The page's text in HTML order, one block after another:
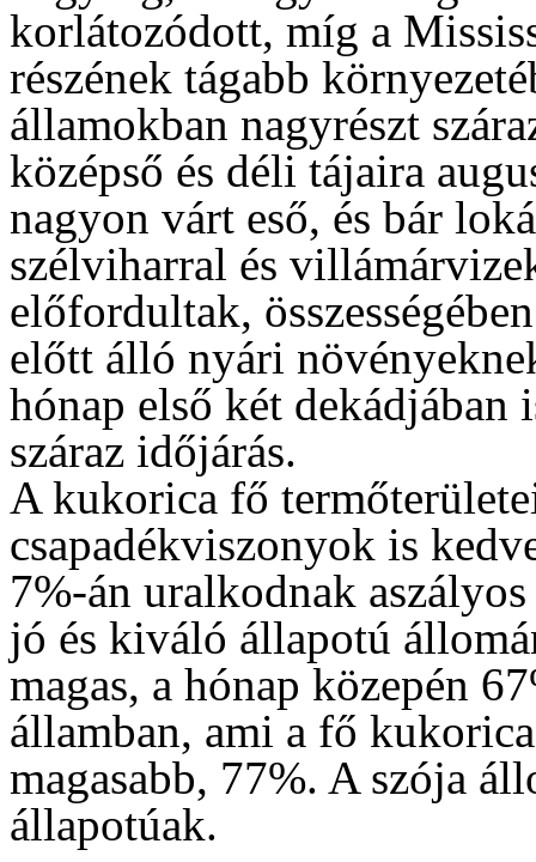
korlátozódott, míg a
részének tágabb
államokban nagyrészt
középső és déli tájaira
nagyon várt eső, és bár
szélviharral és
előfordultak,
előtt álló nyári
hónap első két
száraz időjárás.
A kukorica fő
csapadékviszonyok is
7%-án uralkodnak
jó és kiváló állapotú
magas, a hónap közepén
államban, ami a fő
magasabb, 77%. A szója
állapotúak.